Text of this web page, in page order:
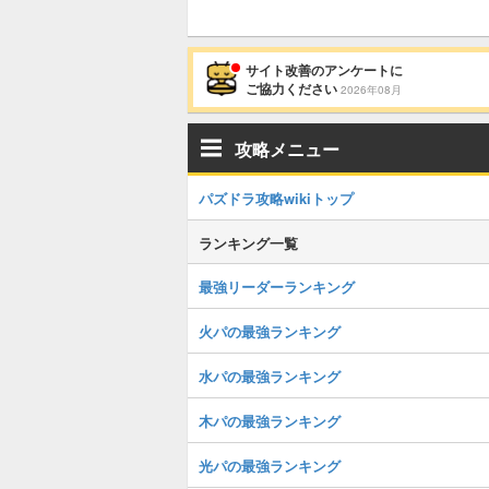
サイト改善のアンケートに
ご協力ください 2026年08月
攻略メニュー
パズドラ攻略wikiトップ
ランキング一覧
最強リーダーランキング
火パの最強ランキング
水パの最強ランキング
木パの最強ランキング
光パの最強ランキング